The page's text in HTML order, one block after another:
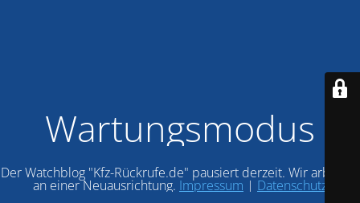
Wartungsmodus
Der Watchblog "Kfz-Rückrufe.de" pausiert derzeit. Wir arbeiten
an einer Neuausrichtung. Impressum | Datenschutz